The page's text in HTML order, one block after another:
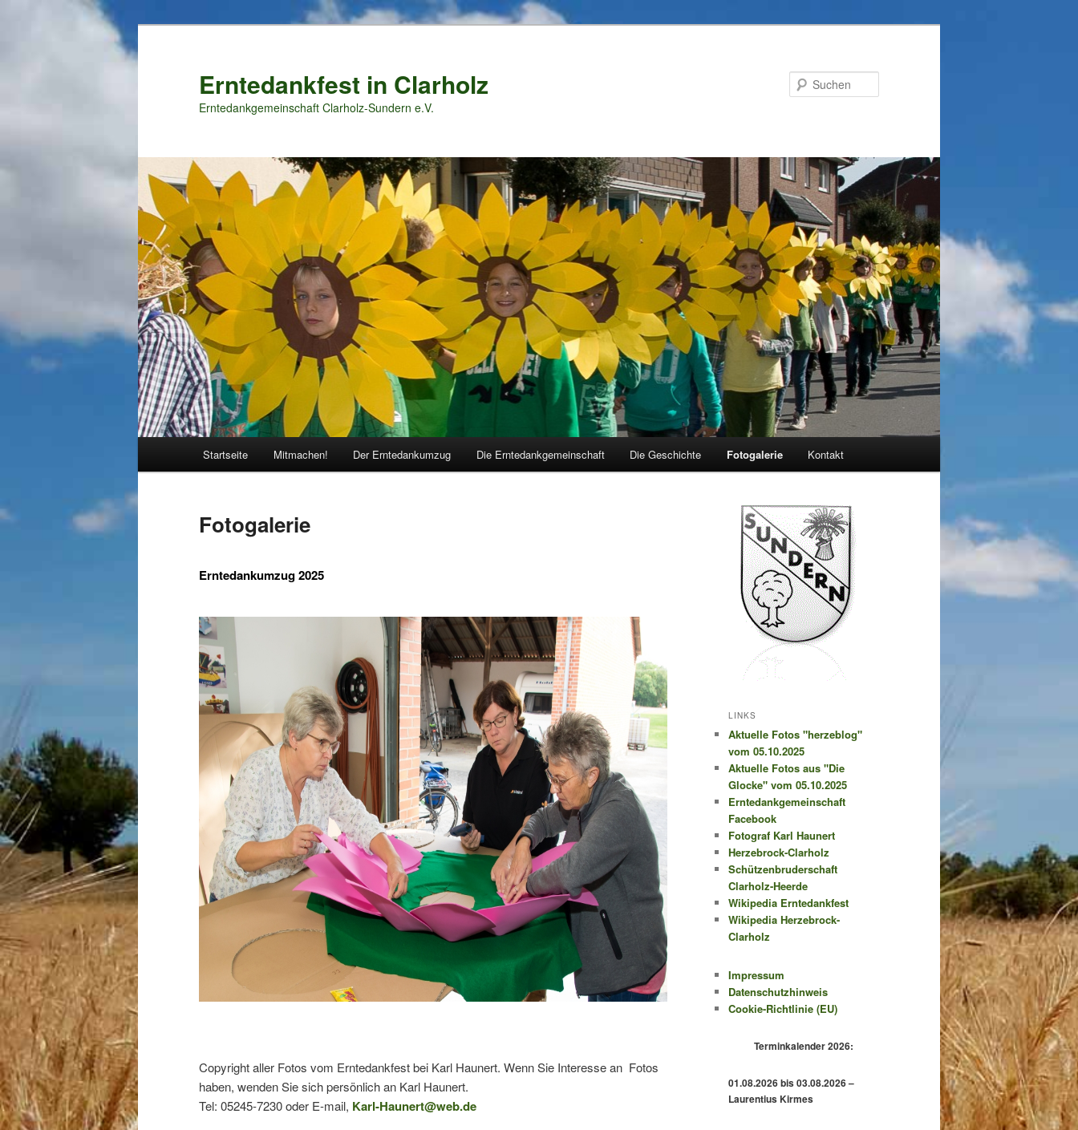
Erntedankfest in Clarholz
Erntedankgemeinschaft Clarholz-Sundern e.V.
Startseite Mitmachen! Der Erntedankumzug Die Erntedankgemeinschaft Die Geschichte Fotogalerie Kontakt
Fotogalerie
Erntedankumzug 2025
Copyright aller Fotos vom Erntedankfest bei Karl Haunert. Wenn Sie Interesse an Fotos
haben, wenden Sie sich persönlich an Karl Haunert.
Tel: 05245-7230 oder E-mail, Karl-Haunert@web.de
LINKS
Aktuelle Fotos "herzeblog"
vom 05.10.2025
Aktuelle Fotos aus "Die
Glocke" vom 05.10.2025
Erntedankgemeinschaft
Facebook
Fotograf Karl Haunert
Herzebrock-Clarholz
Schützenbruderschaft
Clarholz-Heerde
Wikipedia Erntedankfest
Wikipedia Herzebrock-
Clarholz
Impressum
Datenschutzhinweis
Cookie-Richtlinie (EU)
Terminkalender 2026:
01.08.2026 bis 03.08.2026 –
Laurentius Kirmes